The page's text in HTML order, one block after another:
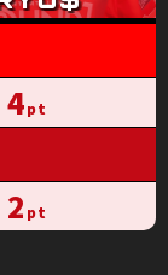
4
2